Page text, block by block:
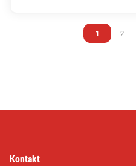
Vous êtes
1 2
Kontakt